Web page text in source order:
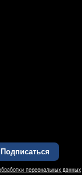
Подписаться
персональных данных